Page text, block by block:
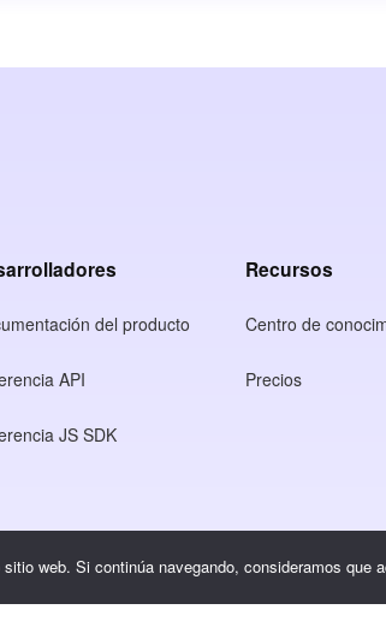
del producto
API
JS SDK
Recursos
Centro de
Precios
web. Si continúa navegando, consideramos que